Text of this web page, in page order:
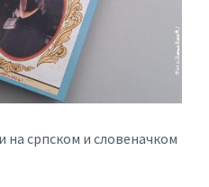
на српском и словеначком